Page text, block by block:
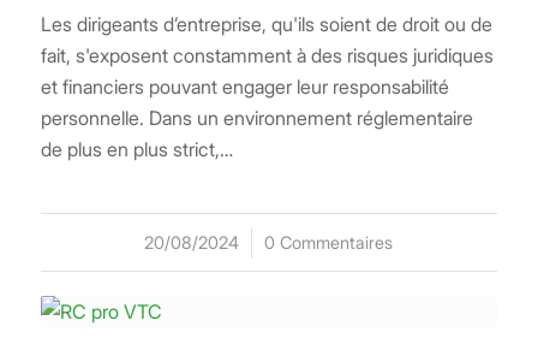
Les dirigeants d’entreprise, qu'ils soient de droit ou de
fait, s'exposent constamment à des risques juridiques
et financiers pouvant engager leur responsabilité
personnelle. Dans un environnement réglementaire
de plus en plus strict,…
20/08/2024
/ 0 Commentaires